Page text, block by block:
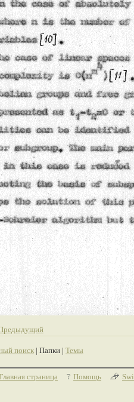
поиск | Папки | Темы
страница Помощь